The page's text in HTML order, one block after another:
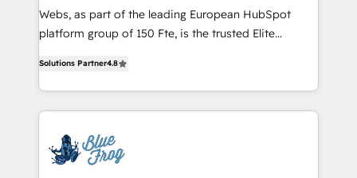
HubSpot pros 📊 Lead generation services using
HubSpot Why us? - SIX HubSpot Accreditations -
CRM, Solutions Architecture, Onboarding , Data
Migration, Custom Integration & Platform
team of 25+ experts Contact us today to help you
get more from your investment in HubSpot.
Webs, as part of the leading European HubSpot
platform group of 150 Fte, is the trusted Elite
maximizing EBITDA and achieving Commercial
Excellence. With our targeted processes, we
strengthen your digital transformation and minimize
Implementation partner, we provide expertise to
drive your business forward. Since 2015 we are fully
Solutions Partner4.8